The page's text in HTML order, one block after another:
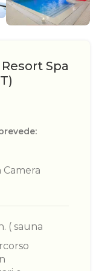
Spa
( sauna